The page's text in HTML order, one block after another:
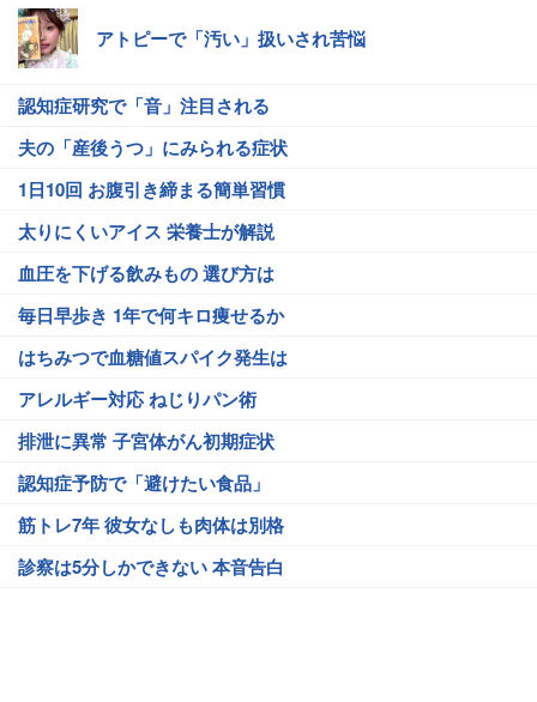
アトピーで「汚い」扱いされ苦悩
認知症研究で「音」注目される
夫の「産後うつ」にみられる症状
1日10回 お腹引き締まる簡単習慣
太りにくいアイス 栄養士が解説
血圧を下げる飲みもの 選び方は
毎日早歩き 1年で何キロ痩せるか
はちみつで血糖値スパイク発生は
アレルギー対応 ねじりパン術
排泄に異常 子宮体がん初期症状
認知症予防で「避けたい食品」
筋トレ7年 彼女なしも肉体は別格
診察は5分しかできない 本音告白